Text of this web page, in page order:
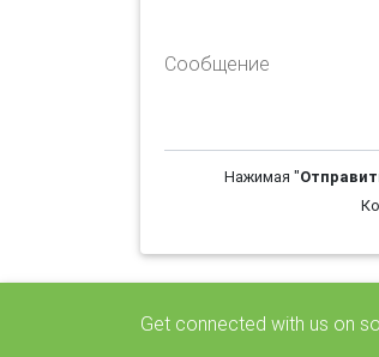
Сообщение
Нажимая "
Get connected with us on